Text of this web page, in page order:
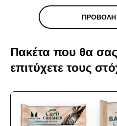
Πακέτα που θα
επιτύχετε τους